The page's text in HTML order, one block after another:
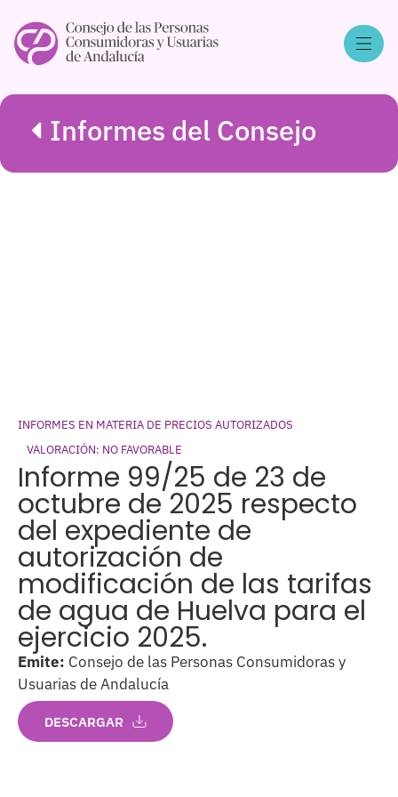
Informes del Consejo
INFORMES EN MATERIA DE PRECIOS AUTORIZADOS
VALORACIÓN: NO FAVORABLE
Informe 99/25 de 23 de
octubre de 2025 respecto
del expediente de
autorización de
modificación de las tarifas
de agua de Huelva para el
ejercicio 2025.
Emite: Consejo de las Personas Consumidoras y
Usuarias de Andalucía
DESCARGAR